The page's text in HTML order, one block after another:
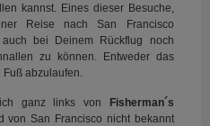
kannst. Eines dieser Besuche,
Reise nach San Francisco
bei Deinem Rückflug noch
zu können. Entweder das
abzulaufen.
ganz links von
Fisherman´s
von San Francisco nicht bekannt